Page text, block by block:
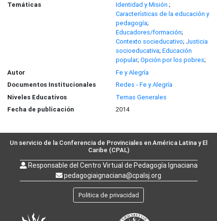
Temáticas
Identidad y Misión ;
Características de la educación y
pedagogía;
Educadores/formación;
Contexto socieducativo; Justicia
socioeducativa; Educación
popular; Opción por los pobres;
Autor
Fe y Alegría
Documentos Institucionales
Redes - Fe y Alegría
Niveles Educativos
Temas Generales
Fecha de publicación
2014
Un servicio de la Conferencia de Provinciales en América Latina y El
Caribe (CPAL)
Responsable del Centro Virtual de Pedagogía Ignaciana
pedagogiaignaciana@cpalsj.org
Politica de privacidad